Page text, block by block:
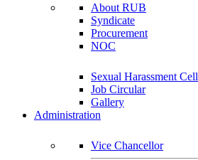
About RUB
Syndicate
Procurement
NOC
Sexual Harassment Cell
Job Circular
Gallery
Administration
Vice Chancellor